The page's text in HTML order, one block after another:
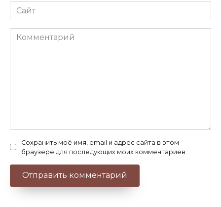
Сайт
Комментарий
Сохранить моё имя, email и адрес сайта в этом
браузере для последующих моих комментариев.